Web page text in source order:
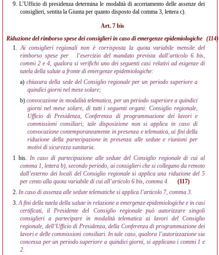
9. L’Ufficio di presidenza determina le modalità di accertamento delle assenze dei
consiglieri, sentita la Giunta per quanto disposto dal comma 3, lettera c).
Art. 7 bis
Riduzione del rimborso spese dei consiglieri in caso di emergenze epidemiologiche (114)
1.Ai consiglieri regionali non è corrisposta la quota variabile mensile del
rimborso spese per
l’esercizio del mandato prevista dall’articolo 6 bis,
commi 2 e 4, qualora si verifichi uno dei seguenti casi relativi ad esigenze di
tutela della salute a fronte di emergenze epidemiologiche:
a)chiusura della sede del Consiglio regionale per un periodo superiore a
quindici giorni nel mese solare;
b)convocazione in modalità telematica, per un periodo superiore a quindici
giorni nel mese solare, di tutti i seguenti organi: Consiglio regionale,
Ufficio di Presidenza, Conferenza di programmazione dei lavori e
commissioni consiliari; tale disposizione non si applica in caso di
convocazione contemporaneamente in presenza e telematica, ai fini della
riduzione della partecipazione in presenza alle sedute e riunioni per
motivi di sicurezza sanitaria.
1 bis. In caso di partecipazione alle sedute del Consiglio regionale di cui al
comma 1, lettera b), secondo periodo, ai consiglieri che si collegano da remoto
dall’esterno dei locali del Consiglio regionale si applica una riduzione del 5
per cento alla quota variabile di cui all’articolo 6 bis, comma 4.
(117)
2. In caso di assenza alle sedute telematiche si applica l’articolo 7, comma 3.
3. A fini della tutela della salute in relazione a emergenze epidemiologiche e in casi
certificati, il Presidente del Consiglio regionale può autorizzare singoli
consiglieri a partecipare in modalità telematica ai lavori del Consiglio
regionale, dell’Ufficio di Presidenza, della Conferenza di programmazione dei
lavori e delle commissioni consiliari. In tale caso, qualora l’autorizzazione sia
concessa per un periodo superiore a quindici giorni, si applicano i commi 1 e
2.